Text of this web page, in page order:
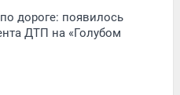
дороге: появилось
ДТП на «Голубом